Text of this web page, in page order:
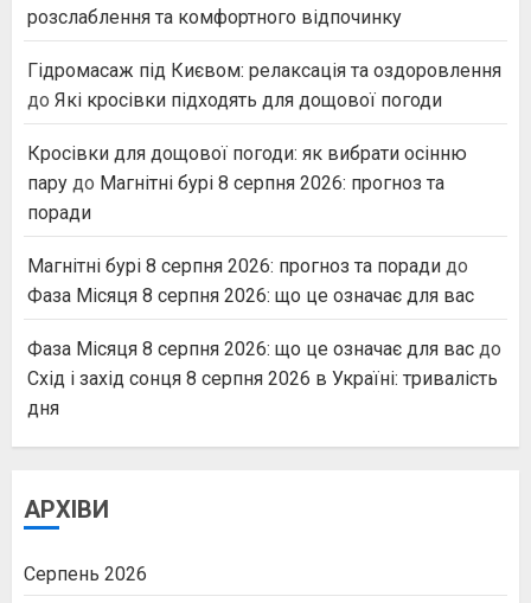
розслаблення та комфортного відпочинку
Гідромасаж під Києвом: релаксація та оздоровлення
до Які кросівки підходять для дощової погоди
Кросівки для дощової погоди: як вибрати осінню
пару до Магнітні бурі 8 серпня 2026: прогноз та
поради
Магнітні бурі 8 серпня 2026: прогноз та поради до
Фаза Місяця 8 серпня 2026: що це означає для вас
Фаза Місяця 8 серпня 2026: що це означає для вас до
Схід і захід сонця 8 серпня 2026 в Україні: тривалість
дня
АРХІВИ
Серпень 2026